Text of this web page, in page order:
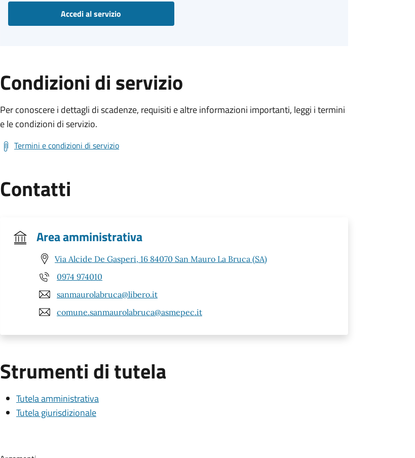
Accedi al servizio
Condizioni di servizio
Per conoscere i dettagli di scadenze, requisiti e altre informazioni importanti, leggi i termini
e le condizioni di servizio.
Termini e condizioni di servizio
Contatti
Area amministrativa
Via Alcide De Gasperi, 16 84070 San Mauro La Bruca (SA)
0974 974010
sanmaurolabruca@libero.it
comune.sanmaurolabruca@asmepec.it
Strumenti di tutela
Tutela amministrativa
Tutela giurisdizionale